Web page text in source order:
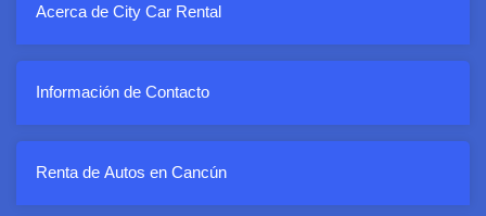
Acerca de City Car Rental
Información de Contacto
Renta de Autos en Cancún